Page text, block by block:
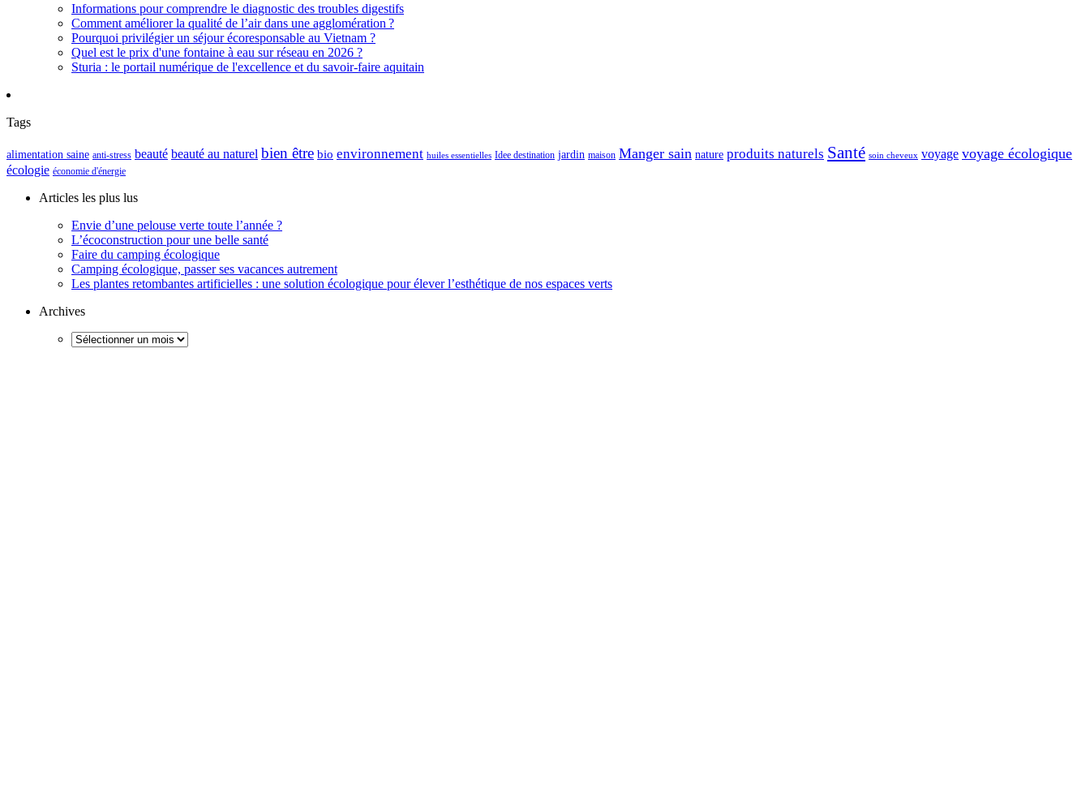
Informations pour comprendre le diagnostic des troubles digestifs
Comment améliorer la qualité de l’air dans une agglomération ?
Pourquoi privilégier un séjour écoresponsable au Vietnam ?
Quel est le prix d'une fontaine à eau sur réseau en 2026 ?
Sturia : le portail numérique de l'excellence et du savoir-faire aquitain
Tags
alimentation saine anti-stress beauté beauté au naturel bien être bio environnement huiles essentielles Idee destination jardin maison Manger sain nature produits naturels Santé soin cheveux voyage voyage écologique
écologie économie d'énergie
Articles les plus lus
Envie d’une pelouse verte toute l’année ?
L’écoconstruction pour une belle santé
Faire du camping écologique
Camping écologique, passer ses vacances autrement
Les plantes retombantes artificielles : une solution écologique pour élever l’esthétique de nos espaces verts
Archives